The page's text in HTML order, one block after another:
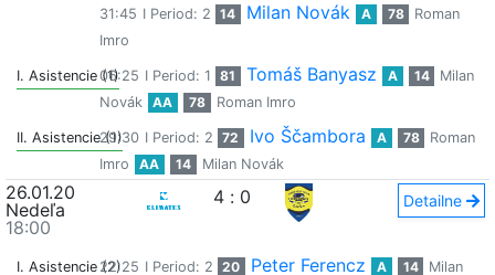
31:45 I Period: 2 14 Milan Novák A 78
Roman
Imro
I. Asistencie (1)06:25 I Period: 1 81 Tomáš Banyasz A 14
Milan
Novák
AA 78 Roman Imro
II. Asistencie (1)
29:30 I Period: 2 72 Ivo Ščambora A 78
Roman
Imro
AA 14 Milan Novák
26.01.20
Nedeľa
18:00
4 : 0 Detailne
I. Asistencie (2)22:25 I Period: 2 20 Peter Ferencz A 14
Milan